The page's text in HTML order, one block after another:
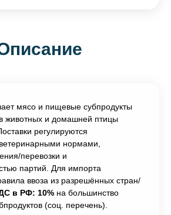
мясо и пищевые субпродукты
животных и домашней птицы
регулируются
нормами,
перевозки и
партий. Для импорта
ввоза из разрешённых стран/
в РФ: 10% на большинство
(соц. перечень).